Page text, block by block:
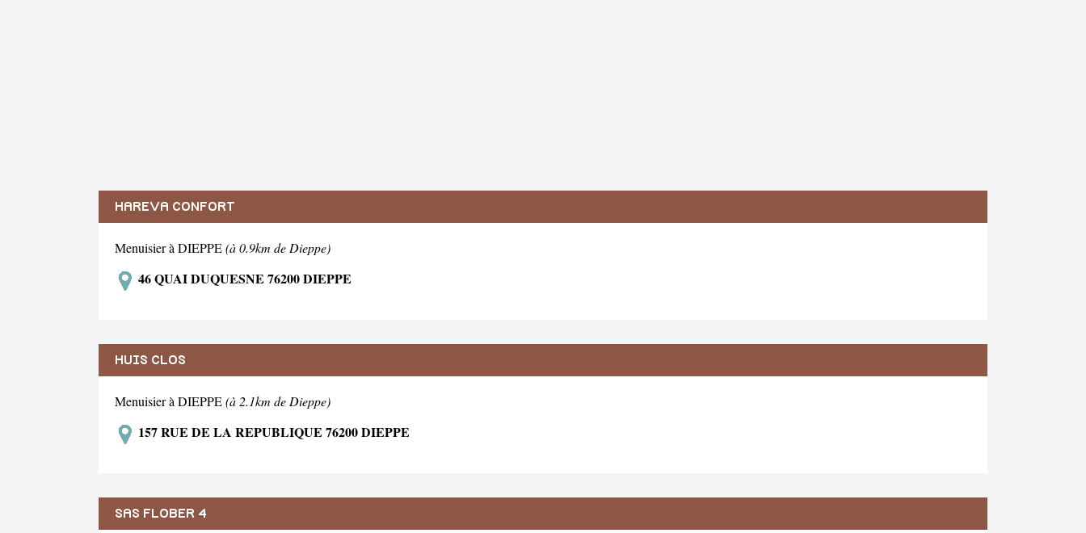
HAREVA CONFORT
Menuisier à DIEPPE(à 0.9km de Dieppe)
46 QUAI DUQUESNE 76200 DIEPPE
HUIS CLOS
Menuisier à DIEPPE(à 2.1km de Dieppe)
157 RUE DE LA REPUBLIQUE 76200 DIEPPE
SAS FLOBER 4